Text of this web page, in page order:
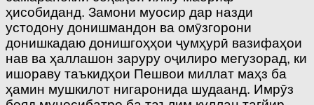
ҳисобиданд. Замони муосир дар назди
устодону донишмандон ва омӯзгорони
донишкадаю донишгоҳҳои ҷумҳурӣ вазифаҳои
нав ва ҳаллашон заруру оҷилиро мегузорад, ки
ишораву таъкидҳои Пешвои миллат маҳз ба
ҳамин мушкилот нигаронида шудаанд. Имрӯз